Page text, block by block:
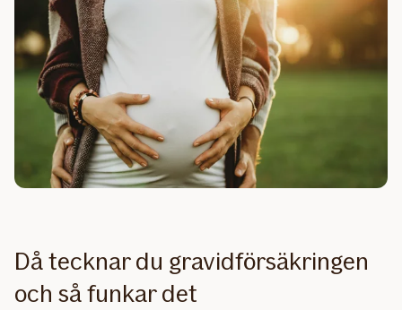
Då tecknar du gravidförsäkringen
och så funkar det